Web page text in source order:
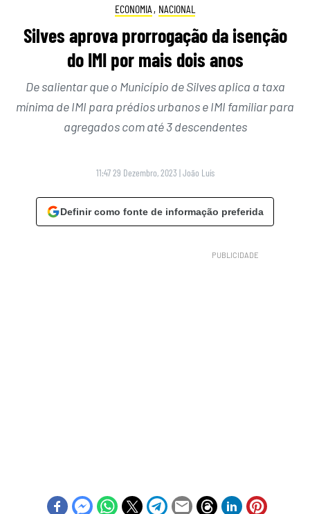
ECONOMIA , NACIONAL
Silves aprova prorrogação da isenção
do IMI por mais dois anos
De salientar que o Município de Silves aplica a taxa
mínima de IMI para prédios urbanos e IMI familiar para
agregados com até 3 descendentes
11:47 29 Dezembro, 2023 |João Luís
Definir como fonte de informação preferida